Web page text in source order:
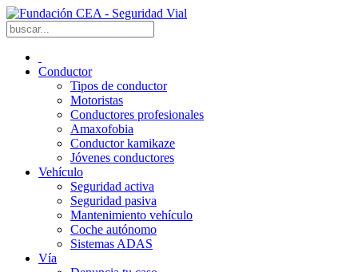
Conductor
Tipos de conductor
Motoristas
Conductores profesionales
Amaxofobia
Conductor kamikaze
Jóvenes conductores
Vehículo
Seguridad activa
Seguridad pasiva
Mantenimiento vehículo
Coche autónomo
Sistemas ADAS
Vía